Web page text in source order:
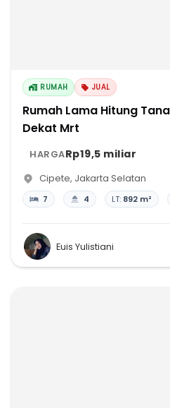
RUMAH JUAL
Rumah Lama Hitung
Dekat Mrt
HARGARp19,5 miliar
Cipete, Jakarta Selatan
7 4 LT: 892 m²
Euis Yulistiani